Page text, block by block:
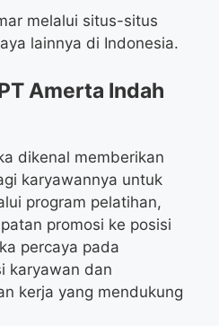
melalui situs-situs
lainnya di Indonesia.
Amerta Indah
dikenal memberikan
karyawannya untuk
program pelatihan,
promosi ke posisi
percaya pada
karyawan dan
kerja yang mendukung